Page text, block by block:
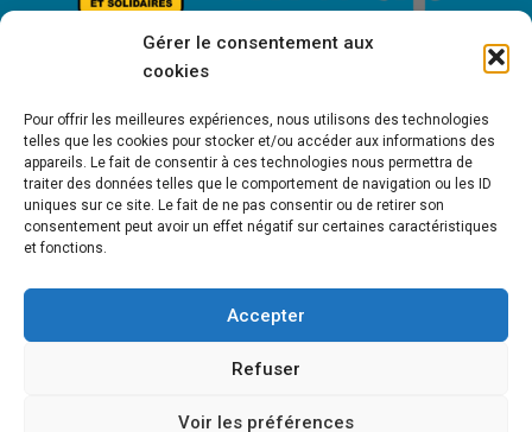
Gérer le consentement aux
cookies
Pour offrir les meilleures expériences, nous utilisons des technologies
telles que les cookies pour stocker et/ou accéder aux informations des
appareils. Le fait de consentir à ces technologies nous permettra de
traiter des données telles que le comportement de navigation ou les ID
uniques sur ce site. Le fait de ne pas consentir ou de retirer son
consentement peut avoir un effet négatif sur certaines caractéristiques
et fonctions.
Accepter
Refuser
Voir les préférences
Bienvenue à Saint-Victor de Cessieu !